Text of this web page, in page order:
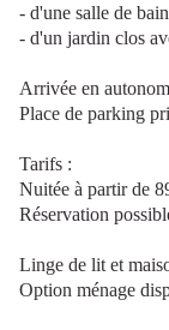
- d'une salle de
- d'un jardin clos
Arrivée en
Place de parking
Tarifs :
Nuitée à partir de
Réservation
Linge de lit et
Option ménage